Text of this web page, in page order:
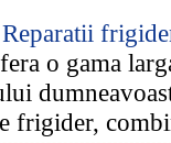
o gama
frigider,